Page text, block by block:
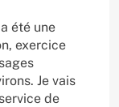
été une
exercice
Je vais
de